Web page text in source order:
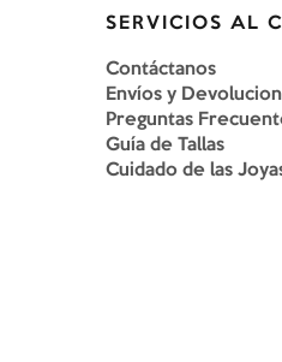
SERVICIOS AL
Contáctanos
Envíos y
Preguntas
Guía de Tallas
Cuidado de las